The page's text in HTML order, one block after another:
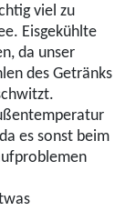
viel zu
Eisgekühlte
da unser
des Getränks
es sonst beim